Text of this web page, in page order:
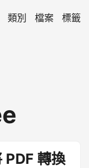
類別 檔案 標籤
轉換